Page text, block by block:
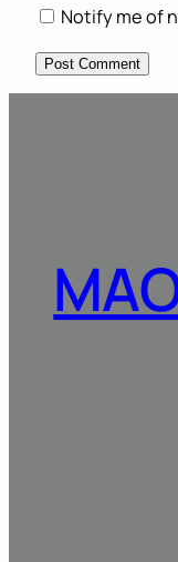
Notify me of